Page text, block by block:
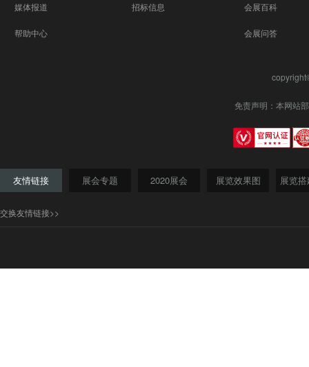
媒体报道
帮助中心
招标信息 会展百科
会展问答
免责声明：本网站
友情链接 展会专题 2020展会 展览效果图 展览
交换友情链接>>